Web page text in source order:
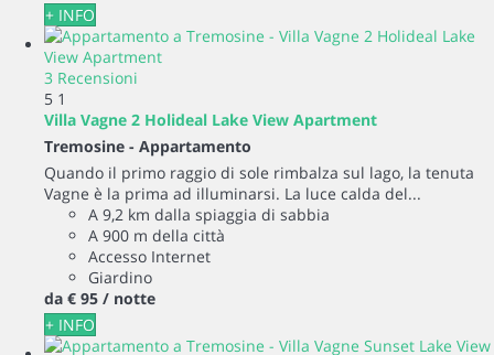
+ INFO
3 Recensioni
5 1
Villa Vagne 2 Holideal Lake View Apartment
Tremosine - Appartamento
Quando il primo raggio di sole rimbalza sul lago, la tenuta
Vagne è la prima ad illuminarsi. La luce calda del...
A 9,2 km dalla spiaggia di sabbia
A 900 m della città
Accesso Internet
Giardino
da € 95 / notte
+ INFO